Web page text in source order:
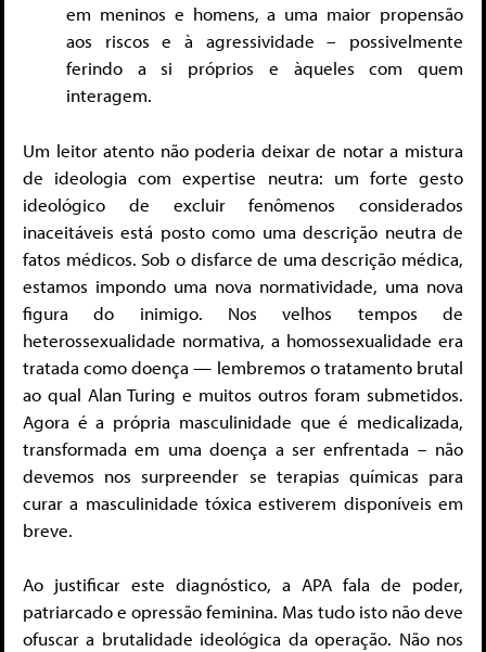
em meninos e homens, a uma maior propensão
aos riscos e à agressividade – possivelmente
ferindo a si próprios e àqueles com quem
interagem.
Um leitor atento não poderia deixar de notar a mistura
de ideologia com expertise neutra: um forte gesto
ideológico de excluir fenômenos considerados
inaceitáveis está posto como uma descrição neutra de
fatos médicos. Sob o disfarce de uma descrição médica,
estamos impondo uma nova normatividade, uma nova
figura do inimigo. Nos velhos tempos de
heterossexualidade normativa, a homossexualidade era
tratada como doença — lembremos o tratamento brutal
ao qual Alan Turing e muitos outros foram submetidos.
Agora é a própria masculinidade que é medicalizada,
transformada em uma doença a ser enfrentada – não
devemos nos surpreender se terapias químicas para
curar a masculinidade tóxica estiverem disponíveis em
breve.
Ao justificar este diagnóstico, a APA fala de poder,
patriarcado e opressão feminina. Mas tudo isto não deve
ofuscar a brutalidade ideológica da operação. Não nos